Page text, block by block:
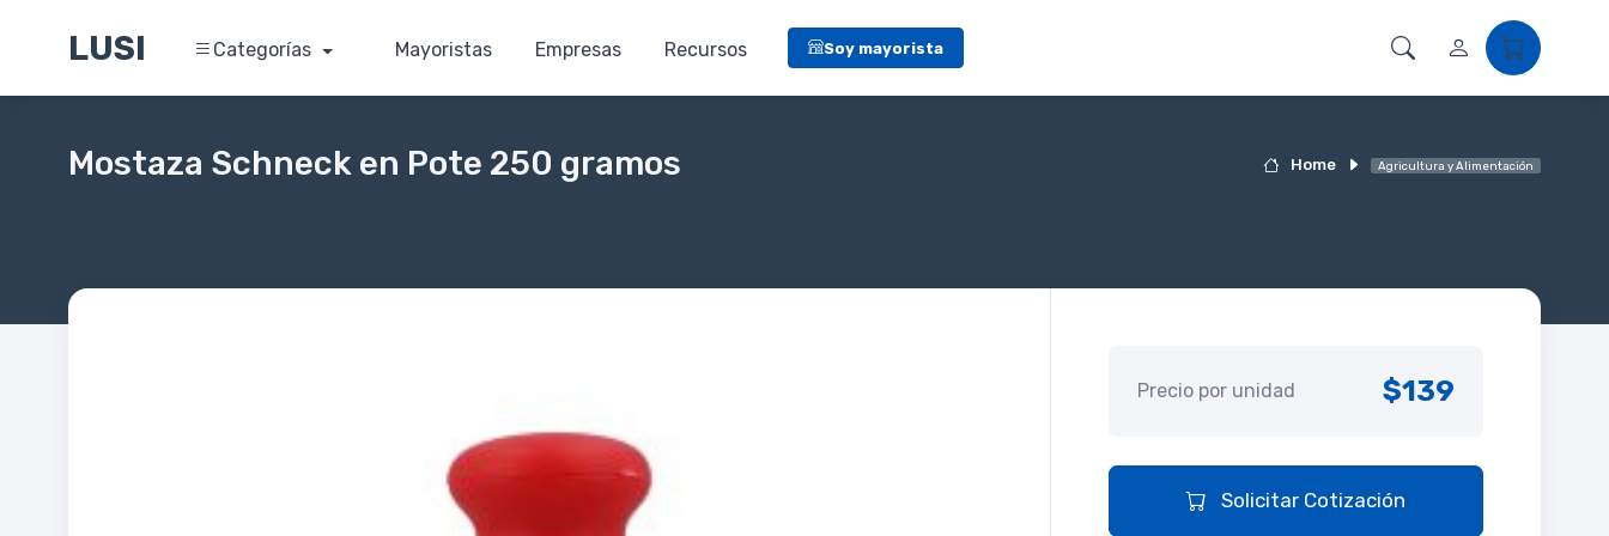
LUSI Categorías Mayoristas Empresas Recursos Soy mayorista
Home Agricultura y Alimentación
Mostaza Schneck en Pote 250 gramos
Precio por unidad $139
Solicitar Cotización